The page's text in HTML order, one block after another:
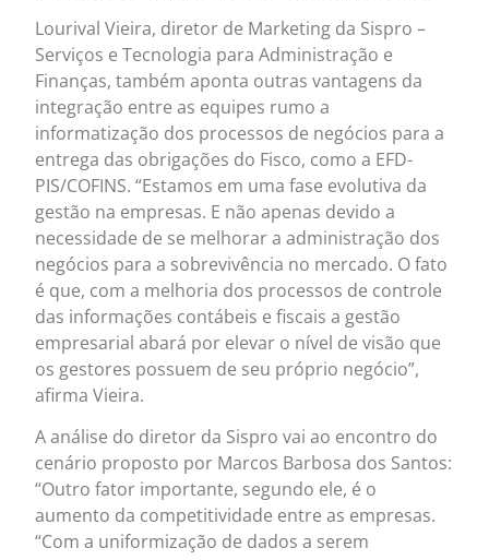
Lourival Vieira, diretor de Marketing da Sispro –
Serviços e Tecnologia para Administração e
Finanças, também aponta outras vantagens da
integração entre as equipes rumo a
informatização dos processos de negócios para a
entrega das obrigações do Fisco, como a EFD-
PIS/COFINS. “Estamos em uma fase evolutiva da
gestão na empresas. E não apenas devido a
necessidade de se melhorar a administração dos
negócios para a sobrevivência no mercado. O fato
é que, com a melhoria dos processos de controle
das informações contábeis e fiscais a gestão
empresarial abará por elevar o nível de visão que
os gestores possuem de seu próprio negócio”,
afirma Vieira.
A análise do diretor da Sispro vai ao encontro do
cenário proposto por Marcos Barbosa dos Santos:
“Outro fator importante, segundo ele, é o
aumento da competitividade entre as empresas.
“Com a uniformização de dados a serem